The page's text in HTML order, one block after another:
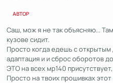
АВТОР
Саш, мож я не так объясняю...
кузове сидит.
Просто когда едешь с
адаптация и и сброс оборотов
ЭТО на всех мр140
Просто на твоих прошивках